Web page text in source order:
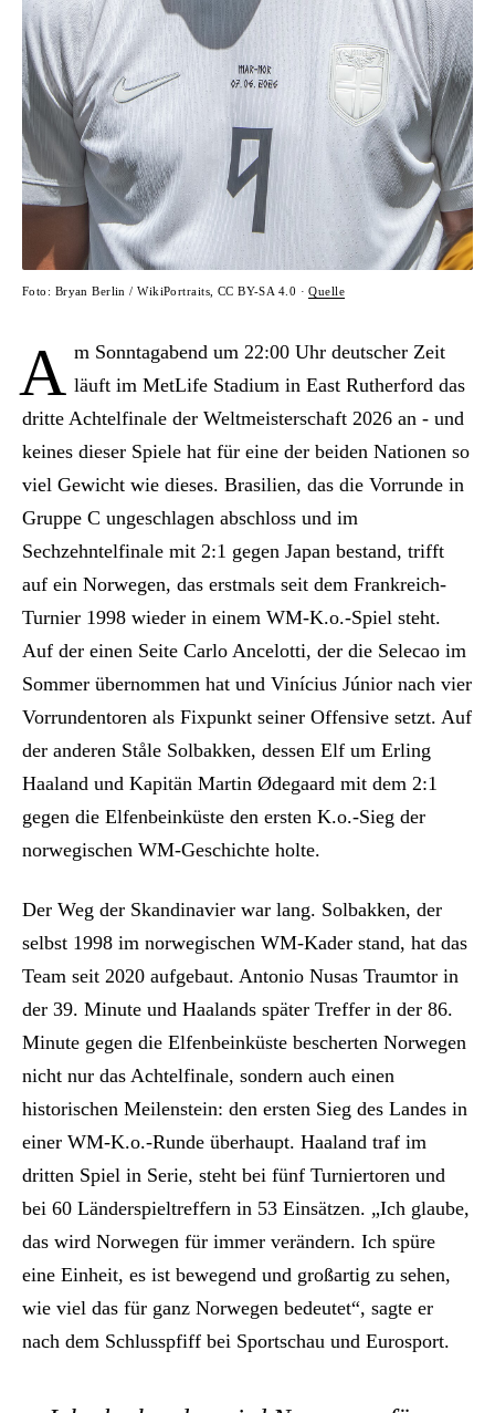
Foto: Bryan Berlin / WikiPortraits, CC BY-SA 4.0 ·Quelle
A m Sonntagabend um 22:00 Uhr deutscher Zeit
läuft im MetLife Stadium in East Rutherford das
dritte Achtelfinale der Weltmeisterschaft 2026 an - und
keines dieser Spiele hat für eine der beiden Nationen so
viel Gewicht wie dieses. Brasilien, das die Vorrunde in
Gruppe C ungeschlagen abschloss und im
Sechzehntelfinale mit 2:1 gegen Japan bestand, trifft
auf ein Norwegen, das erstmals seit dem Frankreich-
Turnier 1998 wieder in einem WM-K.o.-Spiel steht.
Auf der einen Seite Carlo Ancelotti, der die Selecao im
Sommer übernommen hat und Vinícius Júnior nach vier
Vorrundentoren als Fixpunkt seiner Offensive setzt. Auf
der anderen Ståle Solbakken, dessen Elf um Erling
Haaland und Kapitän Martin Ødegaard mit dem 2:1
gegen die Elfenbeinküste den ersten K.o.-Sieg der
norwegischen WM-Geschichte holte.
Der Weg der Skandinavier war lang. Solbakken, der
selbst 1998 im norwegischen WM-Kader stand, hat das
Team seit 2020 aufgebaut. Antonio Nusas Traumtor in
der 39. Minute und Haalands später Treffer in der 86.
Minute gegen die Elfenbeinküste bescherten Norwegen
nicht nur das Achtelfinale, sondern auch einen
historischen Meilenstein: den ersten Sieg des Landes in
einer WM-K.o.-Runde überhaupt. Haaland traf im
dritten Spiel in Serie, steht bei fünf Turniertoren und
bei 60 Länderspieltreffern in 53 Einsätzen. „Ich glaube,
das wird Norwegen für immer verändern. Ich spüre
eine Einheit, es ist bewegend und großartig zu sehen,
wie viel das für ganz Norwegen bedeutet“, sagte er
nach dem Schlusspfiff bei Sportschau und Eurosport.